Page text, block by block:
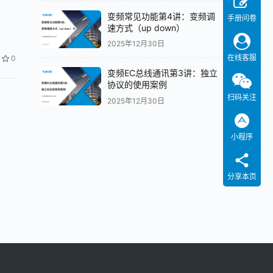
0
变频常见功能第4讲：变频调
速方式（up down）
2025年12月30日
变频EC总线通讯第3讲：独立
协议的使用案例
2025年12月30日
手册问卷
在线客服
扫码关注
小程序
分享本页